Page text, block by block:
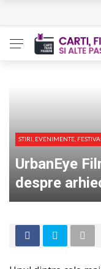
The Man Who
STIRI, EVENIMENTE,
UrbanEye
despre